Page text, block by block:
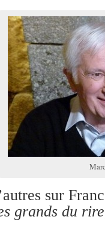
sur
grands du rire